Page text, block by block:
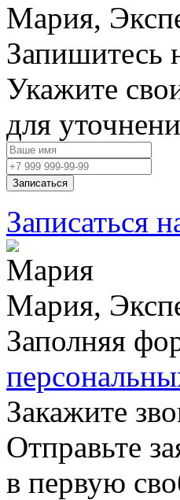
Мария,
Запишитесь
Укажите
для
Записаться
Записаться
Мария,
Заполняя
Закажите
Отправьте
в первую